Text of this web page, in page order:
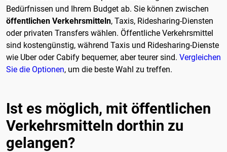
Bedürfnissen und Ihrem Budget ab. Sie können zwischen
öffentlichen Verkehrsmitteln, Taxis, Ridesharing-Diensten
oder privaten Transfers wählen. Öffentliche Verkehrsmittel
sind kostengünstig, während Taxis und Ridesharing-Dienste
wie Uber oder Cabify bequemer, aber teurer sind. Vergleichen
Sie die Optionen, um die beste Wahl zu treffen.
Ist es möglich, mit öffentlichen
Verkehrsmitteln dorthin zu
gelangen?